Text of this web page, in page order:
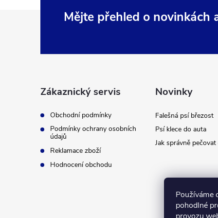
Používáme
pohodlné
Mějte přehled o novinkách
Zákaznický servis
Obchodní podmínky
Podmínky ochrany osobních
údajů
Reklamace zboží
Hodnocení obchodu
Novinky
Falešná psí březost
Psí klece do auta
Jak správně